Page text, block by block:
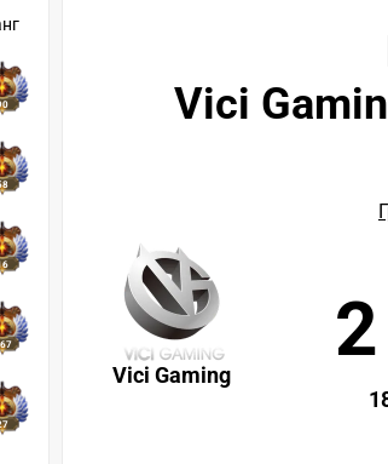
Vici
Vici Gaming
2